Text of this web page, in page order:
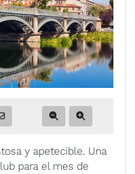
y apetecible. Una
para el mes de